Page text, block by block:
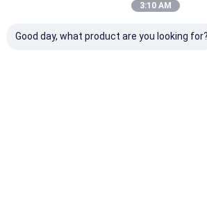
3:10 AM
Good day, what product are you looking for?